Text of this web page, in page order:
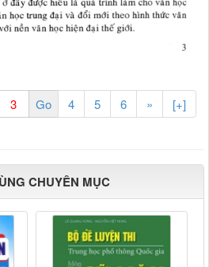
4 5 6 » [+]
CHUYÊN MỤC